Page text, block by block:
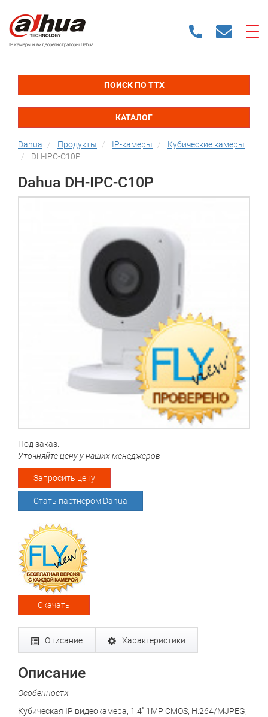
IP камеры и видеорегистраторы Dahua
ПОИСК ПО ТТХ
КАТАЛОГ
Dahua Продукты IP-камеры
Кубические камеры
DH-IPC-C10P
Dahua DH-IPC-C10P
Под заказ.
Уточняйте цену у наших менеджеров
Запросить цену
Стать партнёром Dahua
Скачать
Описание Характеристики
Описание
Особенности
Кубическая IP видеокамера, 1.4" 1MP CMOS, H.264/MJPEG,